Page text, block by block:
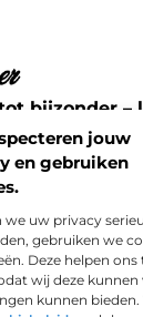
jouw
en gebruiken
uw privacy
gebruiken we
Deze helpen ons
wij deze kunnen
kunnen
bijzonder –
blogs en
leven te